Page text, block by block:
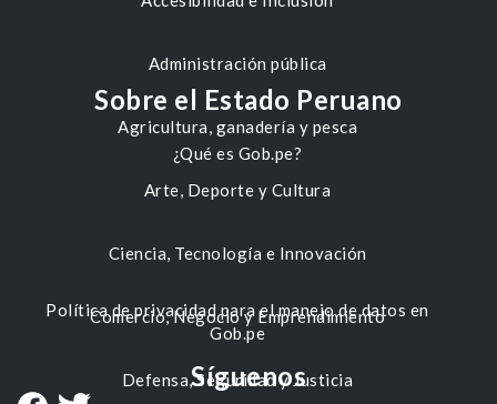
Administración pública
Agricultura, ganadería y pesca
Arte, Deporte y Cultura
Ciencia, Tecnología e Innovación
Comercio, Negocio y Emprendimiento
Defensa, Seguridad y Justicia
Sobre el Estado Peruano
¿Qué es Gob.pe?
Política de privacidad para el manejo de datos en
Gob.pe
Síguenos